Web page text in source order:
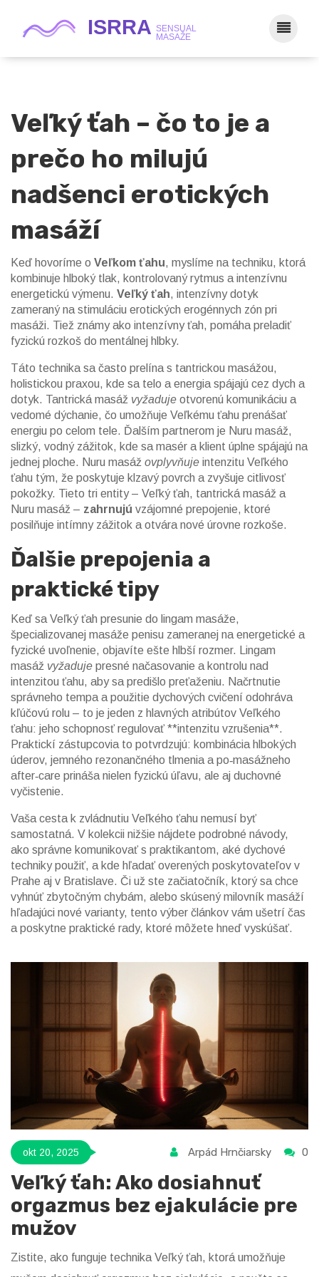
Veľký ťah – čo to je a
prečo ho milujú
nadšenci erotických
masáží
Keď hovoríme o Veľkom ťahu, myslíme na techniku, ktorá
kombinuje hlboký tlak, kontrolovaný rytmus a intenzívnu
energetickú výmenu. Veľký ťah, intenzívny dotyk
zameraný na stimuláciu erotických erogénnych zón pri
masáži. Tiež známy ako intenzívny ťah, pomáha preladiť
fyzickú rozkoš do mentálnej hlbky.
Táto technika sa často prelína s tantrickou masážou,
holistickou praxou, kde sa telo a energia spájajú cez dych a
dotyk. Tantrická masáž vyžaduje otvorenú komunikáciu a
vedomé dýchanie, čo umožňuje Veľkému ťahu prenášať
energiu po celom tele. Ďalším partnerom je Nuru masáž,
slizký, vodný zážitok, kde sa masér a klient úplne spájajú na
jednej ploche. Nuru masáž ovplyvňuje intenzitu Veľkého
ťahu tým, že poskytuje klzavý povrch a zvyšuje citlivosť
pokožky. Tieto tri entity – Veľký ťah, tantrická masáž a
Nuru masáž – zahrnujú vzájomné prepojenie, ktoré
posilňuje intímny zážitok a otvára nové úrovne rozkoše.
Ďalšie prepojenia a
praktické tipy
Keď sa Veľký ťah presunie do lingam masáže,
špecializovanej masáže penisu zameranej na energetické a
fyzické uvoľnenie, objavíte ešte hlbší rozmer. Lingam
masáž vyžaduje presné načasovanie a kontrolu nad
intenzitou ťahu, aby sa predišlo preťaženiu. Načrtnutie
správneho tempa a použitie dychových cvičení odohráva
kľúčovú rolu – to je jeden z hlavných atribútov Veľkého
ťahu: jeho schopnosť regulovať **intenzitu vzrušenia**.
Praktickí zástupcovia to potvrdzujú: kombinácia hlbokých
úderov, jemného rezonančného tlmenia a po‑masážneho
after‑care prináša nielen fyzickú úľavu, ale aj duchovné
vyčistenie.
Vaša cesta k zvládnutiu Veľkého ťahu nemusí byť
samostatná. V kolekcii nižšie nájdete podrobné návody,
ako správne komunikovať s praktikantom, aké dychové
techniky použiť, a kde hľadať overených poskytovateľov v
Prahe aj v Bratislave. Či už ste začiatočník, ktorý sa chce
vyhnúť zbytočným chybám, alebo skúsený milovník masáží
hľadajúci nové varianty, tento výber článkov vám ušetrí čas
a poskytne praktické rady, ktoré môžete hneď vyskúšať.
okt 20, 2025 Arpád Hrnčiarsky 0
Veľký ťah: Ako dosiahnuť
orgazmus bez ejakulácie pre
mužov
Zistite, ako funguje technika Veľký ťah, ktorá umožňuje